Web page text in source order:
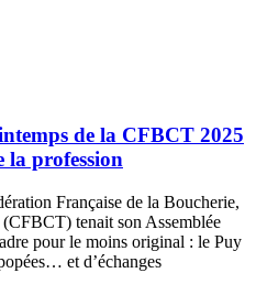
de la CFBCT 2025
la profession
Française de la Boucherie,
tenait son Assemblée
pour le moins original : le Puy
et d’échanges